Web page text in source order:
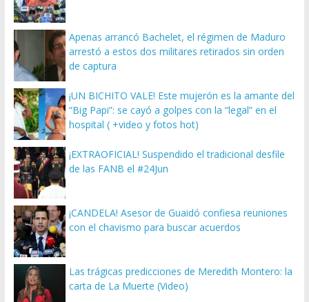
Apenas arrancó Bachelet, el régimen de Maduro
arrestó a estos dos militares retirados sin orden
de captura
¡UN BICHITO VALE! Este mujerón es la amante del
“Big Papi”: se cayó a golpes con la “legal” en el
hospital ( +video y fotos hot)
¡EXTRAOFICIAL! Suspendido el tradicional desfile
de las FANB el #24Jun
¡CANDELA! Asesor de Guaidó confiesa reuniones
con el chavismo para buscar acuerdos
Las trágicas predicciones de Meredith Montero: la
carta de La Muerte (Video)